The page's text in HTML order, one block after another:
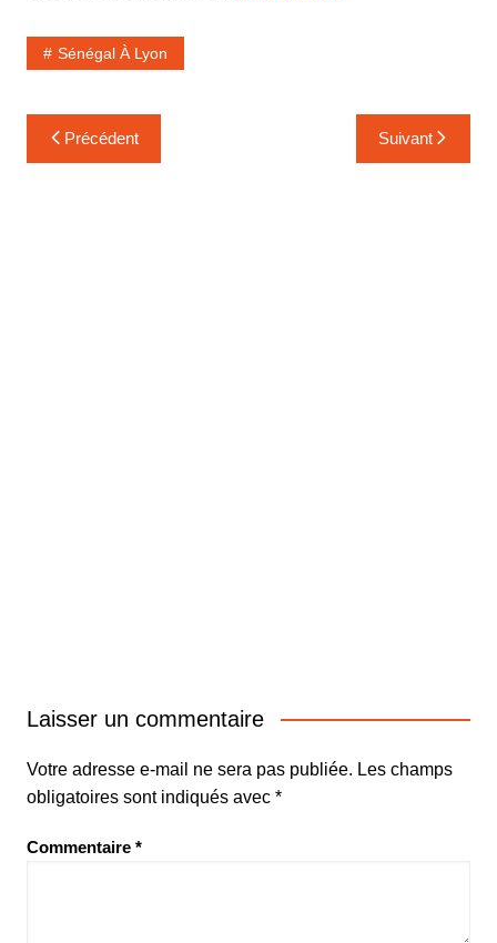
Sénégal À Lyon
Navigation
de
Précédent Suivant
Laisser un commentaire
Votre adresse e-mail ne sera pas publiée. Les champs
obligatoires sont indiqués avec *
Commentaire *